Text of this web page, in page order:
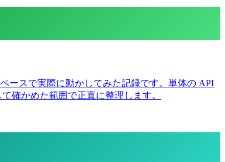
ースで実際に動かしてみた記録です。単体の API
確かめた範囲で正直に整理します。